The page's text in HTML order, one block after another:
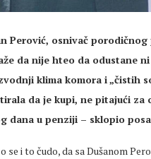
Perović, osnivač
da nije hteo da odustane
klima komora i „čistih
da je kupi, ne pitajući za
dana u penziji – sklopio
se i to čudo, da sa Dušanom